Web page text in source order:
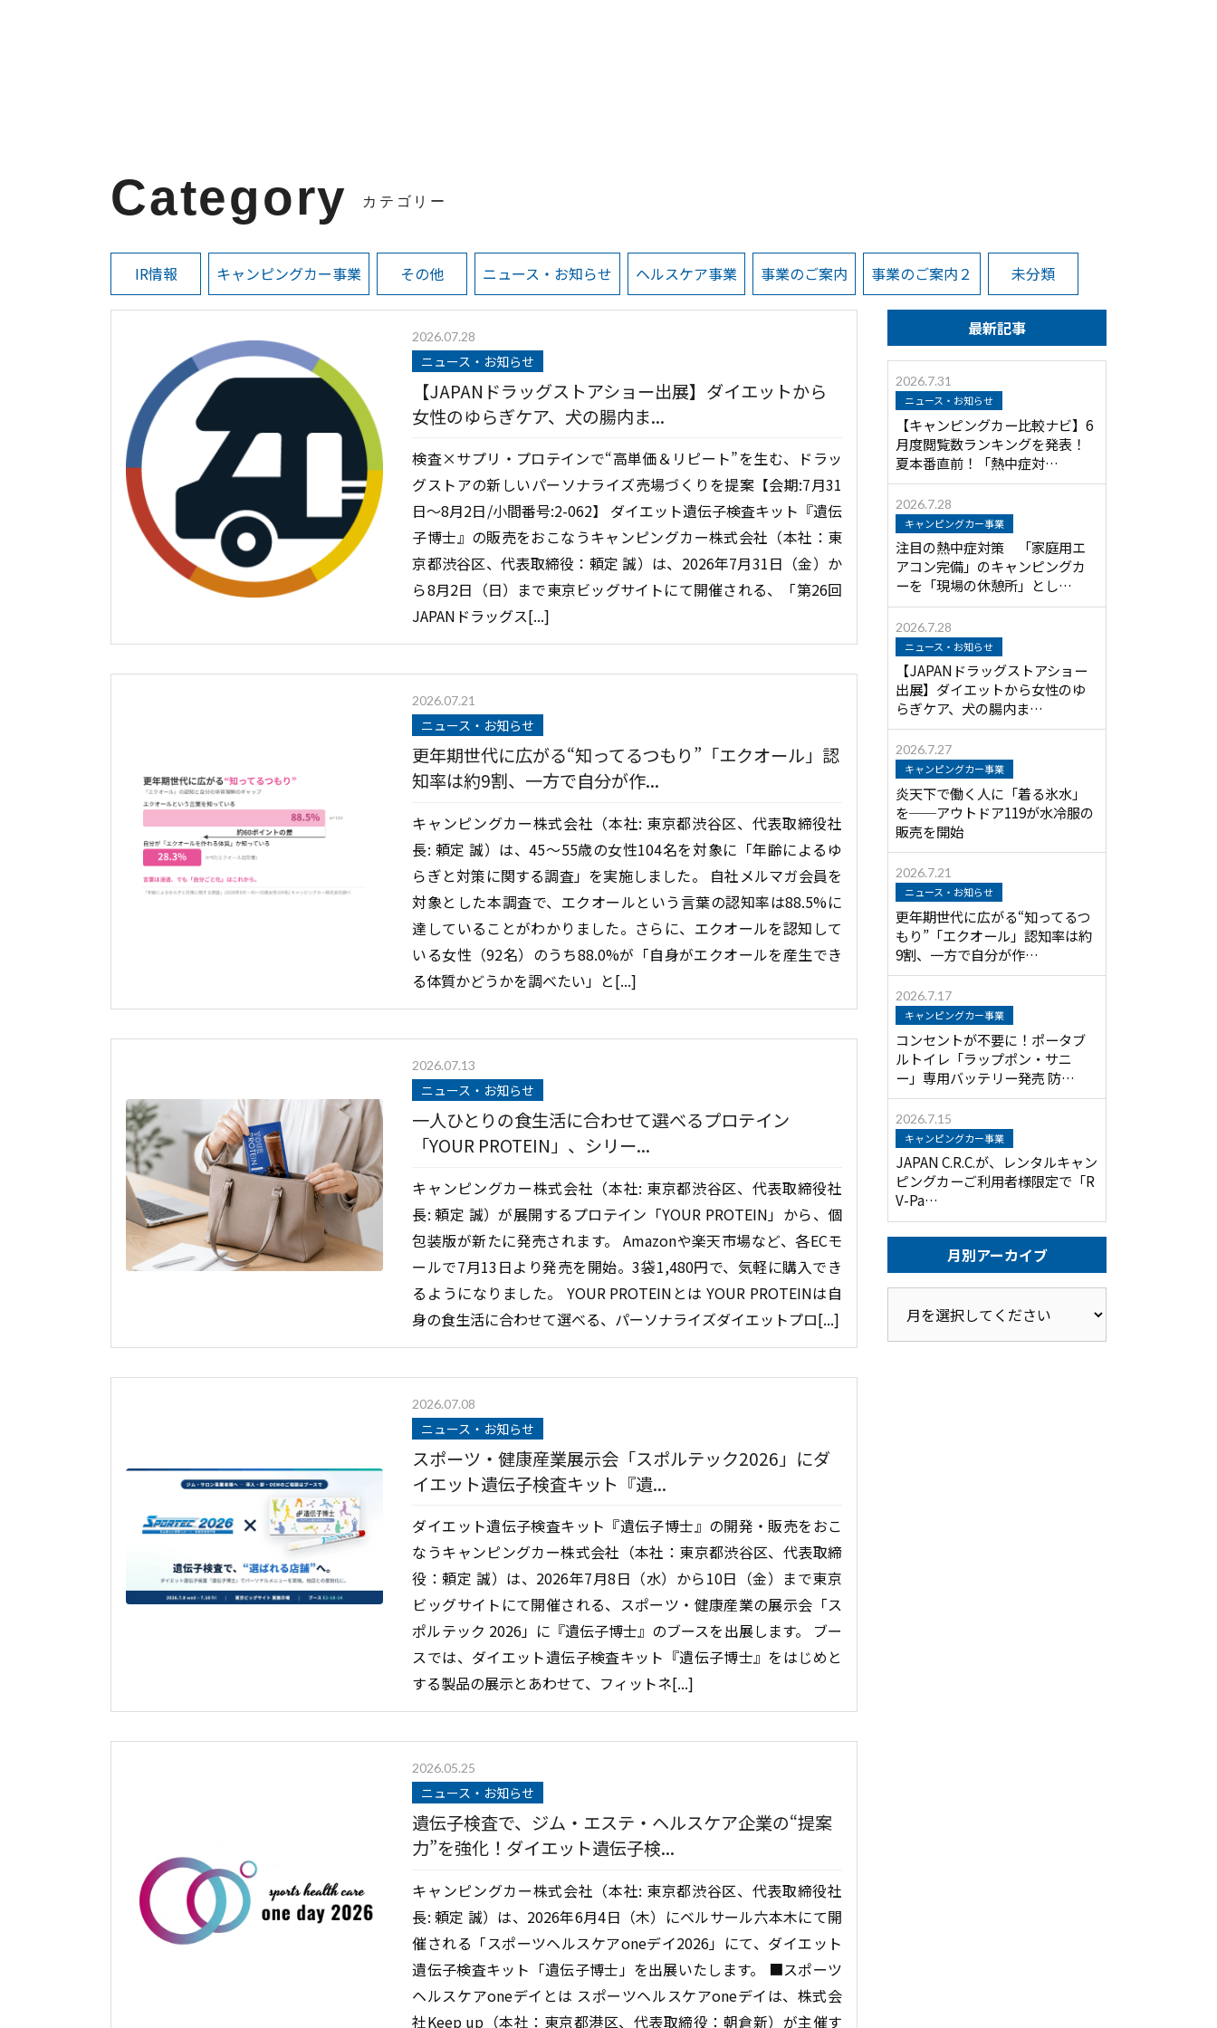
Category カテゴリー
IR情報 キャンピングカー事業 その他 ニュース・お知らせ ヘルスケア事業 事業のご案内 事業のご案内２ 未分類
2026.07.28
ニュース・お知らせ
【JAPANドラッグストアショー出展】ダイエットから
女性のゆらぎケア、犬の腸内ま...
検査×サプリ・プロテインで“高単価＆リピート”を生む、ドラッ
グストアの新しいパーソナライズ売場づくりを提案【会期:7月31
日〜8月2日/小間番号:2-062】 ダイエット遺伝子検査キット『遺伝
子博士』の販売をおこなうキャンピングカー株式会社（本社：東
京都渋谷区、代表取締役：頼定 誠）は、2026年7月31日（金）か
ら8月2日（日）まで東京ビッグサイトにて開催される、「第26回
JAPANドラッグス[...]
2026.07.21
ニュース・お知らせ
更年期世代に広がる“知ってるつもり”「エクオール」認
知率は約9割、一方で自分が作...
キャンピングカー株式会社（本社: 東京都渋谷区、代表取締役社
長: 頼定 誠）は、45〜55歳の女性104名を対象に「年齢によるゆ
らぎと対策に関する調査」を実施しました。 自社メルマガ会員を
対象とした本調査で、エクオールという言葉の認知率は88.5%に
達していることがわかりました。さらに、エクオールを認知して
いる女性（92名）のうち88.0%が「自身がエクオールを産生でき
る体質かどうかを調べたい」と[...]
2026.07.13
ニュース・お知らせ
一人ひとりの食生活に合わせて選べるプロテイン
「YOUR PROTEIN」、シリー...
キャンピングカー株式会社（本社: 東京都渋谷区、代表取締役社
長: 頼定 誠）が展開するプロテイン「YOUR PROTEIN」から、個
包装版が新たに発売されます。 Amazonや楽天市場など、各ECモ
ールで7月13日より発売を開始。3袋1,480円で、気軽に購入でき
るようになりました。 YOUR PROTEINとは YOUR PROTEINは自
身の食生活に合わせて選べる、パーソナライズダイエットプロ[...]
2026.07.08
ニュース・お知らせ
スポーツ・健康産業展示会「スポルテック2026」にダ
イエット遺伝子検査キット『遺...
ダイエット遺伝子検査キット『遺伝子博士』の開発・販売をおこ
なうキャンピングカー株式会社（本社：東京都渋谷区、代表取締
役：頼定 誠）は、2026年7月8日（水）から10日（金）まで東京
ビッグサイトにて開催される、スポーツ・健康産業の展示会「ス
ポルテック 2026」に『遺伝子博士』のブースを出展します。 ブー
スでは、ダイエット遺伝子検査キット『遺伝子博士』をはじめと
する製品の展示とあわせて、フィットネ[...]
2026.05.25
ニュース・お知らせ
遺伝子検査で、ジム・エステ・ヘルスケア企業の“提案
力”を強化！ダイエット遺伝子検...
キャンピングカー株式会社（本社: 東京都渋谷区、代表取締役社
長: 頼定 誠）は、2026年6月4日（木）にベルサール六本木にて開
催される「スポーツヘルスケアoneデイ2026」にて、ダイエット
遺伝子検査キット「遺伝子博士」を出展いたします。 ■スポーツ
ヘルスケアoneデイとは スポーツヘルスケアoneデイは、株式会
社Keep up（本社：東京都港区、代表取締役：朝倉新）が主催す
最新記事
2026.7.31
ニュース・お知らせ
【キャンピングカー比較ナビ】6
月度閲覧数ランキングを発表！
夏本番直前！「熱中症対…
2026.7.28
キャンピングカー事業
注目の熱中症対策 「家庭用エ
アコン完備」のキャンピングカ
ーを「現場の休憩所」とし…
2026.7.28
ニュース・お知らせ
【JAPANドラッグストアショー
出展】ダイエットから女性のゆ
らぎケア、犬の腸内ま…
2026.7.27
キャンピングカー事業
炎天下で働く人に「着る氷水」
を──アウトドア119が水冷服の
販売を開始
2026.7.21
ニュース・お知らせ
更年期世代に広がる“知ってるつ
もり”「エクオール」認知率は約
9割、一方で自分が作…
2026.7.17
キャンピングカー事業
コンセントが不要に！ポータブ
ルトイレ「ラップポン・サニ
ー」専用バッテリー発売 防…
2026.7.15
キャンピングカー事業
JAPAN C.R.C.が、レンタルキャン
ピングカーご利用者様限定で「R
V-Pa…
月別アーカイブ